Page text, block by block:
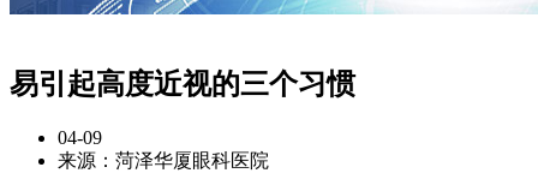
易引起高度近视的三个习惯
04-09
来源：菏泽华厦眼科医院